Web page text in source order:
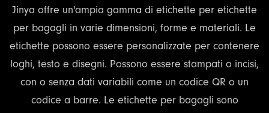
Jinya offre un'ampia gamma di etichette per etichette
per bagagli in varie dimensioni, forme e materiali. Le
etichette possono essere personalizzate per contenere
loghi, testo e disegni. Possono essere stampati o incisi,
con o senza dati variabili come un codice QR o un
codice a barre. Le etichette per bagagli sono